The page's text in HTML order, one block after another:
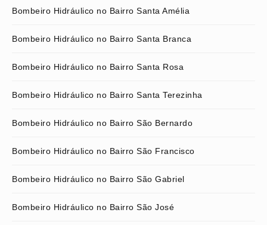
Bombeiro Hidráulico no Bairro Santa Amélia
Bombeiro Hidráulico no Bairro Santa Branca
Bombeiro Hidráulico no Bairro Santa Rosa
Bombeiro Hidráulico no Bairro Santa Terezinha
Bombeiro Hidráulico no Bairro São Bernardo
Bombeiro Hidráulico no Bairro São Francisco
Bombeiro Hidráulico no Bairro São Gabriel
Bombeiro Hidráulico no Bairro São José